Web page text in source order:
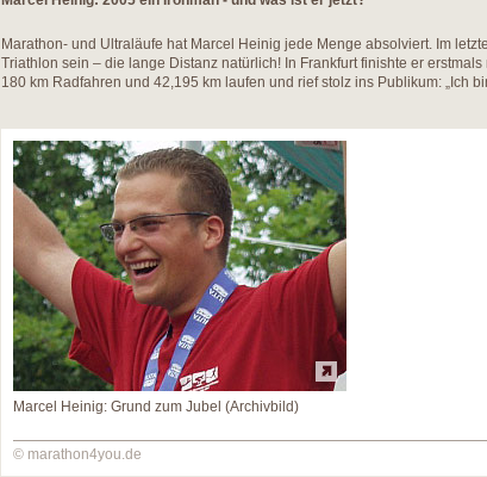
Marathon- und Ultraläufe hat Marcel Heinig jede Menge absolviert. Im
Triathlon sein – die lange Distanz natürlich! In Frankfurt finishte er
180 km Radfahren und 42,195 km laufen und rief stolz ins Publikum: „Ich
Marcel Heinig: Grund zum Jubel (Archivbild)
© marathon4you.de